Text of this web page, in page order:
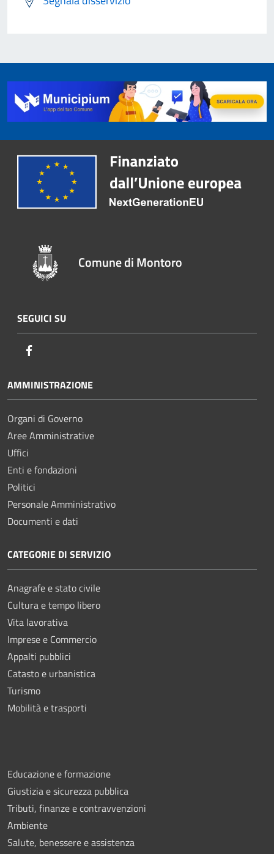
Comune di Montoro
SEGUICI SU
AMMINISTRAZIONE
Organi di Governo
Aree Amministrative
Uffici
Enti e fondazioni
Politici
Personale Amministrativo
Documenti e dati
CATEGORIE DI SERVIZIO
Anagrafe e stato civile
Cultura e tempo libero
Vita lavorativa
Imprese e Commercio
Appalti pubblici
Catasto e urbanistica
Turismo
Mobilità e trasporti
Educazione e formazione
Giustizia e sicurezza pubblica
Tributi, finanze e contravvenzioni
Ambiente
Salute, benessere e assistenza